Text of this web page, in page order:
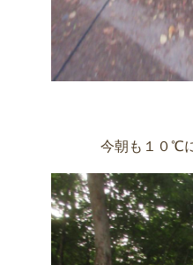
今朝も１０℃